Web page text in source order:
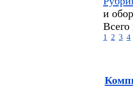
и
Всего
1 2 3 4